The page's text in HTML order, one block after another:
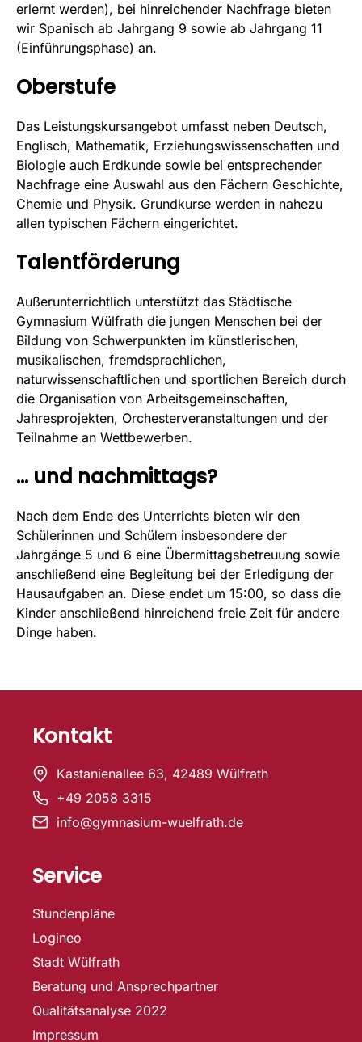
erlernt werden), bei hinreichender Nachfrage bieten
wir Spanisch ab Jahrgang 9 sowie ab Jahrgang 11
(Einführungsphase) an.
Oberstufe
Das Leistungskursangebot umfasst neben Deutsch,
Englisch, Mathematik, Erziehungswissenschaften und
Biologie auch Erdkunde sowie bei entsprechender
Nachfrage eine Auswahl aus den Fächern Geschichte,
Chemie und Physik. Grundkurse werden in nahezu
allen typischen Fächern eingerichtet.
Talentförderung
Außerunterrichtlich unterstützt das Städtische
Gymnasium Wülfrath die jungen Menschen bei der
Bildung von Schwerpunkten im künstlerischen,
musikalischen, fremdsprachlichen,
naturwissenschaftlichen und sportlichen Bereich durch
die Organisation von Arbeitsgemeinschaften,
Jahresprojekten, Orchesterveranstaltungen und der
Teilnahme an Wettbewerben.
... und nachmittags?
Nach dem Ende des Unterrichts bieten wir den
Schülerinnen und Schülern insbesondere der
Jahrgänge 5 und 6 eine Übermittagsbetreuung sowie
anschließend eine Begleitung bei der Erledigung der
Hausaufgaben an. Diese endet um 15:00, so dass die
Kinder anschließend hinreichend freie Zeit für andere
Dinge haben.
Kontakt
Kastanienallee 63, 42489 Wülfrath
+49 2058 3315
info@gymnasium-wuelfrath.de
Service
Stundenpläne
Logineo
Stadt Wülfrath
Beratung und Ansprechpartner
Qualitätsanalyse 2022
Impressum